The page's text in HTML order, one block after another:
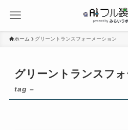
ホーム グリーントランスフォーメーション
グリーントランスフ
tag –